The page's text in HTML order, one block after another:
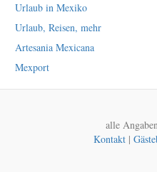
Urlaub in Mexiko
Urlaub, Reisen, mehr
Artesania Mexicana
Mexport
alle
Kontakt|